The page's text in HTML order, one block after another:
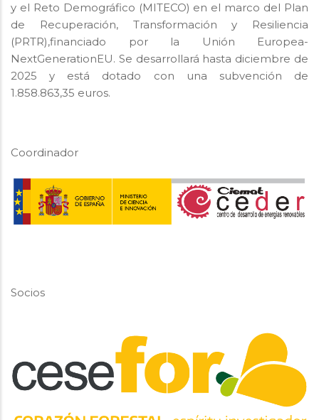
y el Reto Demográfico (MITECO) en el marco del Plan
de Recuperación, Transformación y Resiliencia
(PRTR),financiado por la Unión Europea-
NextGenerationEU. Se desarrollará hasta diciembre de
2025 y está dotado con una subvención de
1.858.863,35 euros.
Coordinador
Socios